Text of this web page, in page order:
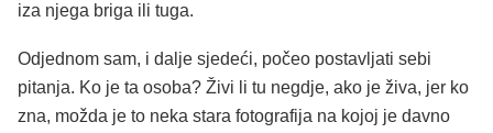
iza njega briga ili tuga.
Odjednom sam, i dalje sjedeći, počeo postavljati sebi
pitanja. Ko je ta osoba? Živi li tu negdje, ako je živa, jer ko
zna, možda je to neka stara fotografija na kojoj je davno